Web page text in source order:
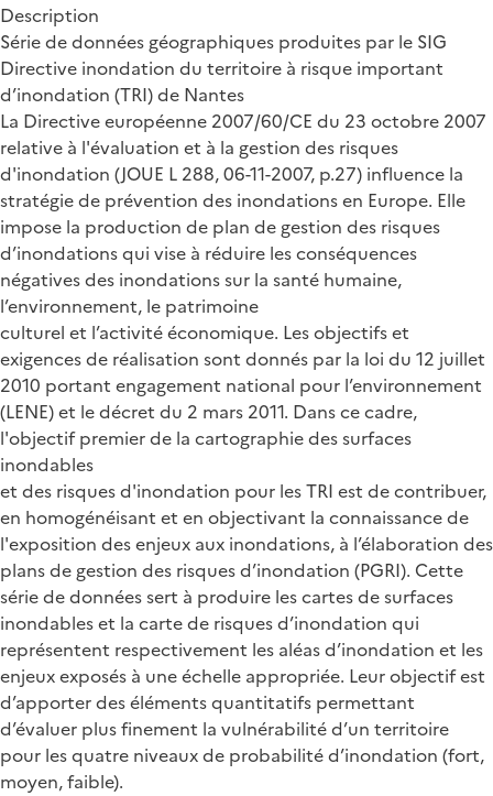
Description
Série de données géographiques produites par le SIG
Directive inondation du territoire à risque important
d’inondation (TRI) de Nantes
La Directive européenne 2007/60/CE du 23 octobre 2007
relative à l'évaluation et à la gestion des risques
d'inondation (JOUE L 288, 06-11-2007, p.27) influence la
stratégie de prévention des inondations en Europe. Elle
impose la production de plan de gestion des risques
d’inondations qui vise à réduire les conséquences
négatives des inondations sur la santé humaine,
l’environnement, le patrimoine
culturel et l’activité économique. Les objectifs et
exigences de réalisation sont donnés par la loi du 12 juillet
2010 portant engagement national pour l’environnement
(LENE) et le décret du 2 mars 2011. Dans ce cadre,
l'objectif premier de la cartographie des surfaces
inondables
et des risques d'inondation pour les TRI est de contribuer,
en homogénéisant et en objectivant la connaissance de
l'exposition des enjeux aux inondations, à l’élaboration des
plans de gestion des risques d’inondation (PGRI). Cette
série de données sert à produire les cartes de surfaces
inondables et la carte de risques d’inondation qui
représentent respectivement les aléas d’inondation et les
enjeux exposés à une échelle appropriée. Leur objectif est
d’apporter des éléments quantitatifs permettant
d’évaluer plus finement la vulnérabilité d’un territoire
pour les quatre niveaux de probabilité d’inondation (fort,
moyen, faible).